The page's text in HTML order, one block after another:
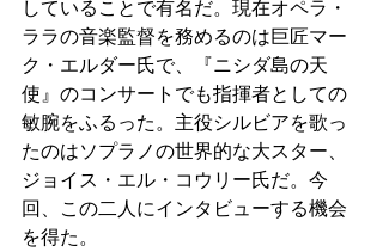
していることで有名だ。現在オペラ・
ララの音楽監督を務めるのは巨匠マー
ク・エルダー氏で、『ニシダ島の天
使』のコンサートでも指揮者としての
敏腕をふるった。主役シルビアを歌っ
たのはソプラノの世界的な大スター、
ジョイス・エル・コウリー氏だ。今
回、この二人にインタビューする機会
を得た。